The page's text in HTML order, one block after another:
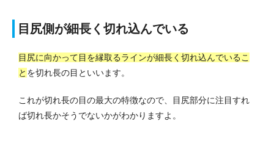
目尻側が細長く切れ込んでいる
目尻に向かって目を縁取るラインが細長く切れ込んでいるこ
と を切れ長の目といいます。
これが切れ長の目の最大の特徴なので、目尻部分に注目すれ
ば切れ長かそうでないかがわかりますよ。